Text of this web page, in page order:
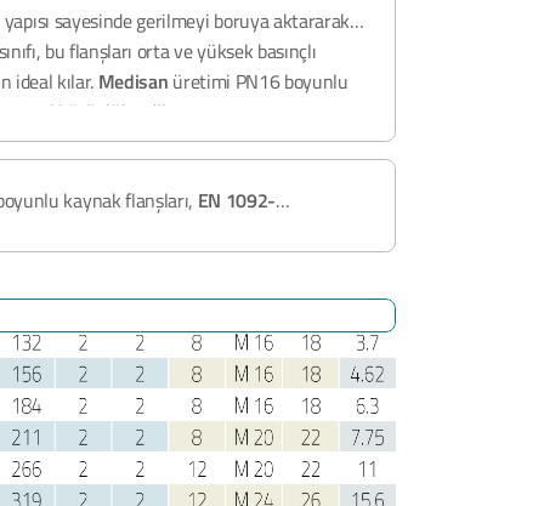
sayesinde gerilmeyi boruya aktararak
bu flanşları orta ve yüksek basınçlı
ideal kılar. Medisan üretimi PN16 boyunlu
bütünlük sağlar.
kaynak flanşları, EN 1092-
PED 2014/68/EU,ISO 9001:2015veClass
uluslararası kalite güvencesi altındadır.